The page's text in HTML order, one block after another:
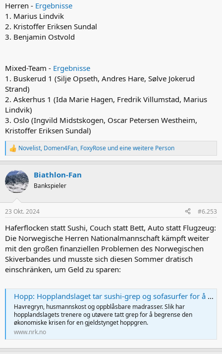
Herren - Ergebnisse
1. Marius Lindvik
2. Kristoffer Eriksen Sundal
3. Benjamin Ostvold
Mixed-Team - Ergebnisse
1. Buskerud 1 (Silje Opseth, Andres Hare, Sølve Jokerud
Strand)
2. Askerhus 1 (Ida Marie Hagen, Fredrik Villumstad, Marius
Lindvik)
3. Oslo (Ingvild Midstskogen, Oscar Petersen Westheim,
Kristoffer Eriksen Sundal)
R
e
k
t
i
e
:
Novelist, Domen4Fan, FoxyRose und eine weitere Person
Biathlon-Fan
Bankspieler
23 Okt. 2024 #6.253
Haferflocken statt Sushi, Couch statt Bett, Auto statt Flugzeug:
Die Norwegische Herren Nationalmannschaft kämpft weiter
mit den großen finanziellen Problemen des Norwegischen
Skiverbandes und musste sich diesen Sommer dratisch
einschränken, um Geld zu sparen:
Hopp: Hopplandslaget tar sushi-grep og sofasurfer for å begrense krisen: – Helt nødvendig
Havregryn, husmannskost og oppblåsbare madrasser. Slik har
hopplandslagets trenere og utøvere tatt grep for å begrense den
økonomiske krisen for en gjeldstynget hoppgren.
www.nrk.no